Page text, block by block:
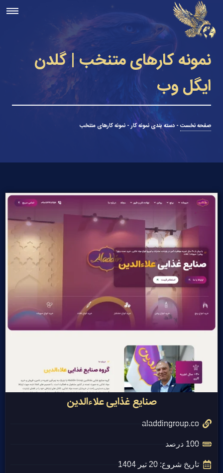
نمونه کارهای متنخب | گلدن
ایگل وب
صفحه نخست - دسته بندی نمونه کار- نمونه کارهای متنخب
صنایع غذایی علاءالدین
aladdingroup.co
100 درصد
تاریخ شروع: 20 تیر 1404